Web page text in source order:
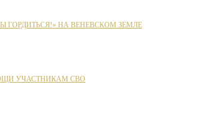
ГОРДИТЬСЯ!» НА ВЕНЕВСКОМ ЗЕМЛЕ
УЧАСТНИКАМ СВО